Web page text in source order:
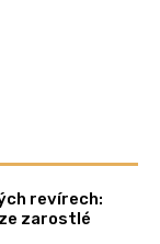
revírech:
zarostlé